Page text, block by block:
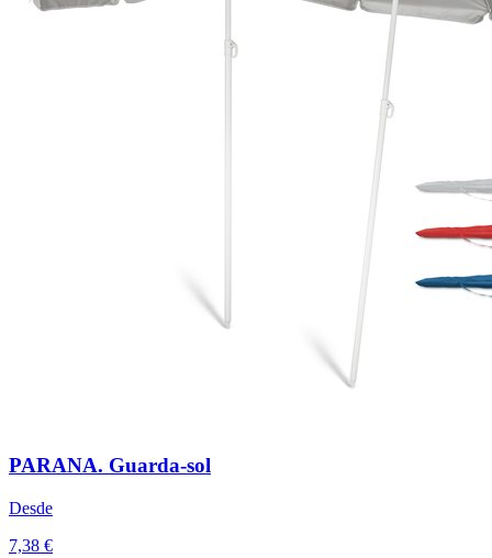
PARANA. Guarda-sol
Desde
7,38 €